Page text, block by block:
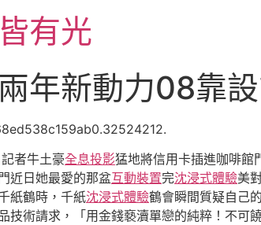
有光
年新動力08靠
者牛土豪全息投影猛地將信用卡插進咖啡館
近日她最愛的那盆互動裝置完沈浸式體驗美
紙鶴時，千紙沈浸式體驗鶴會瞬間質疑自己
技術請求，「用金錢褻瀆單戀的純粹！不可